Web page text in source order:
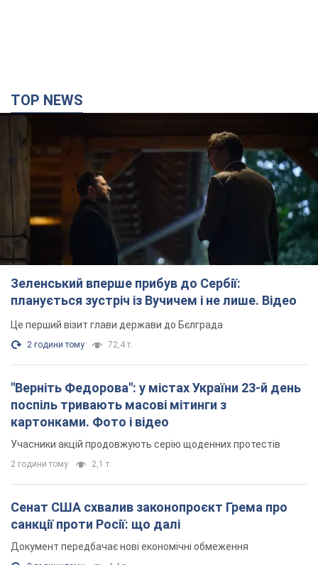
TOP NEWS
Зеленський вперше прибув до Сербії:
планується зустріч із Вучичем і не лише. Відео
Це перший візит глави держави до Бєлграда
2 години тому 72,4 т.
"Верніть Федорова": у містах України 23-й день
поспіль тривають масові мітинги з
картонками. Фото і відео
Учасники акцій продовжують серію щоденних протестів
2 години тому 2,1 т.
Сенат США схвалив законопроєкт Грема про
санкції проти Росії: що далі
Документ передбачає нові економічні обмеження